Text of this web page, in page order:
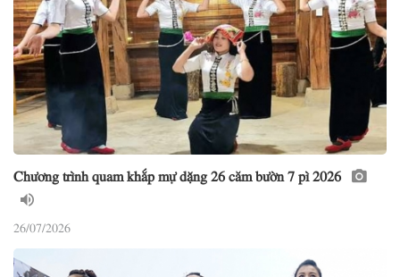
Chương trình quam khắp mự dặng 26 căm bườn 7 pì 2026
26/07/2026